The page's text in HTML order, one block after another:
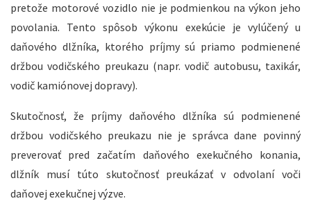
pretože motorové vozidlo nie je podmienkou na výkon jeho
povolania. Tento spôsob výkonu exekúcie je vylúčený u
daňového dlžníka, ktorého príjmy sú priamo podmienené
držbou vodičského preukazu (napr. vodič autobusu, taxikár,
vodič kamiónovej dopravy).
Skutočnosť, že príjmy daňového dlžníka sú podmienené
držbou vodičského preukazu nie je správca dane povinný
preverovať pred začatím daňového exekučného konania,
dlžník musí túto skutočnosť preukázať v odvolaní voči
daňovej exekučnej výzve.